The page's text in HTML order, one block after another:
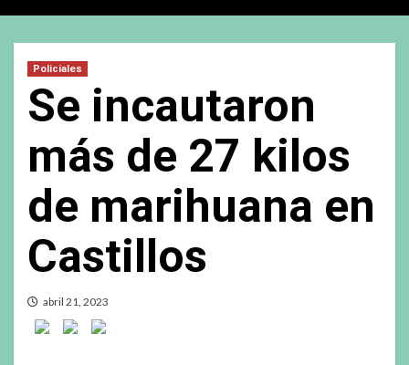
Policiales
Se incautaron
más de 27 kilos
de marihuana en
Castillos
abril 21, 2023